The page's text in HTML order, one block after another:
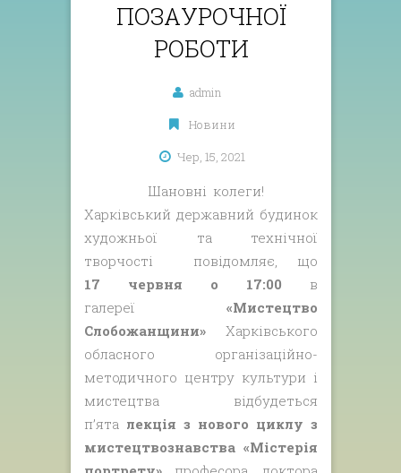
ПОЗАУРОЧНОЇ
РОБОТИ
admin
Новини
Чер, 15, 2021
Шановні колеги!
Харківський державний будинок
художньої та технічної
творчості повідомляє, що
17 червня о 17:00 в
галереї«Мистецтво
Слобожанщини» Харківського
обласного організаційно-
методичного центру культури і
мистецтва відбудеться
п’ята лекція з нового циклу з
мистецтвознавства «Містерія